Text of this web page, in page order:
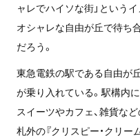
ャレでハイソな街」という
オシャレな自由が丘で待ち
だろう。
東急電鉄の駅である自由が
が乗り入れている。駅構内
スイーツやカフェ、雑貨な
札外の『クリスピー・クリー